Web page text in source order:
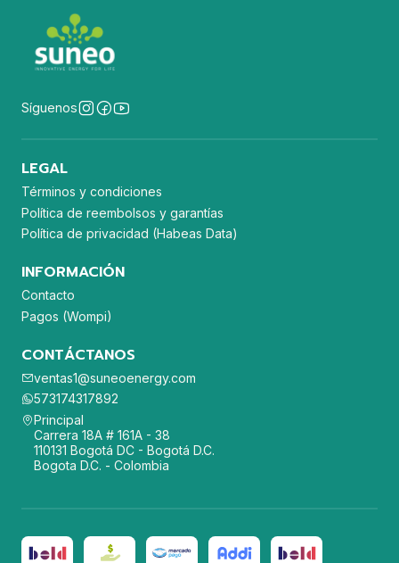
Síguenos
LEGAL
Términos y condiciones
Política de reembolsos y garantías
Política de privacidad (Habeas Data)
INFORMACIÓN
Contacto
Pagos (Wompi)
CONTÁCTANOS
ventas1@suneoenergy.com
573174317892
Principal
Carrera 18A # 161A - 38
110131 Bogotá DC - Bogotá D.C.
Bogota D.C. - Colombia